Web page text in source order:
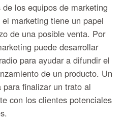
los equipos de marketing
marketing tiene un papel
de una posible venta. Por
puede desarrollar
para ayudar a difundir el
de un producto. Un
finalizar un trato al
con los clientes potenciales